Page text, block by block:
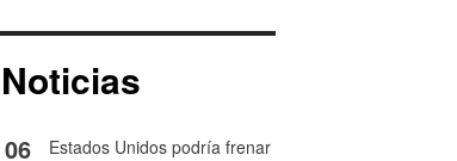
Noticias
Estados Unidos podría frenar
06